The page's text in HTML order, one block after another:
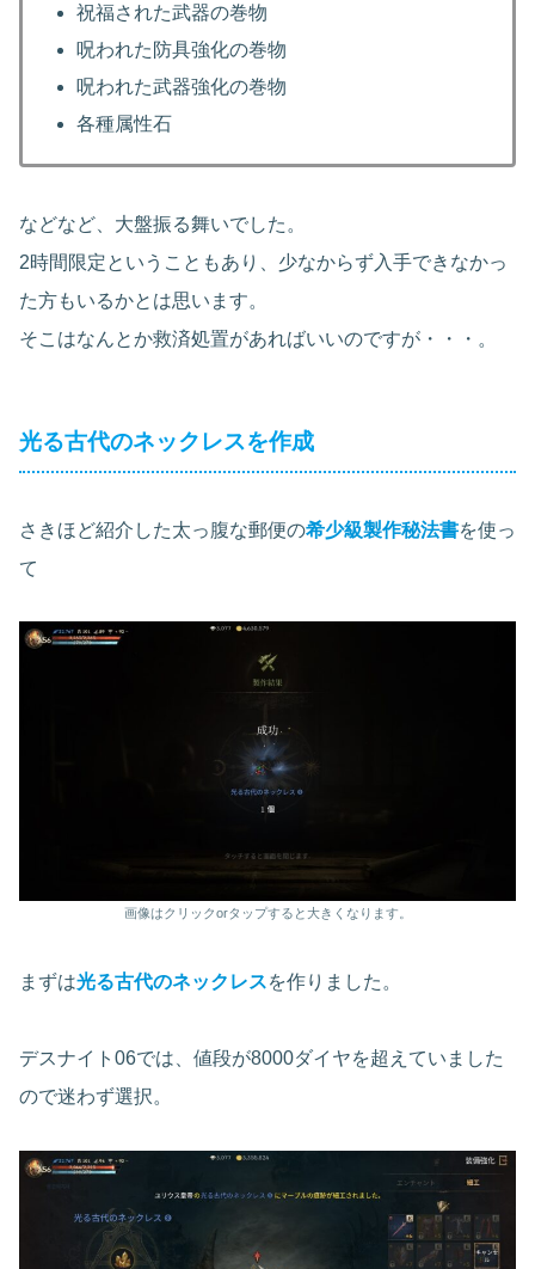
祝福された武器の巻物
呪われた防具強化の巻物
呪われた武器強化の巻物
各種属性石
などなど、大盤振る舞いでした。
2時間限定ということもあり、少なからず入手できなかっ
た方もいるかとは思います。
そこはなんとか救済処置があればいいのですが・・・。
光る古代のネックレスを作成
さきほど紹介した太っ腹な郵便の希少級製作秘法書を使っ
て
画像はクリックorタップすると大きくなります。
まずは光る古代のネック レスを作りました。
デスナイト06では、値段が8000ダイヤを超えていました
ので迷わず選択。